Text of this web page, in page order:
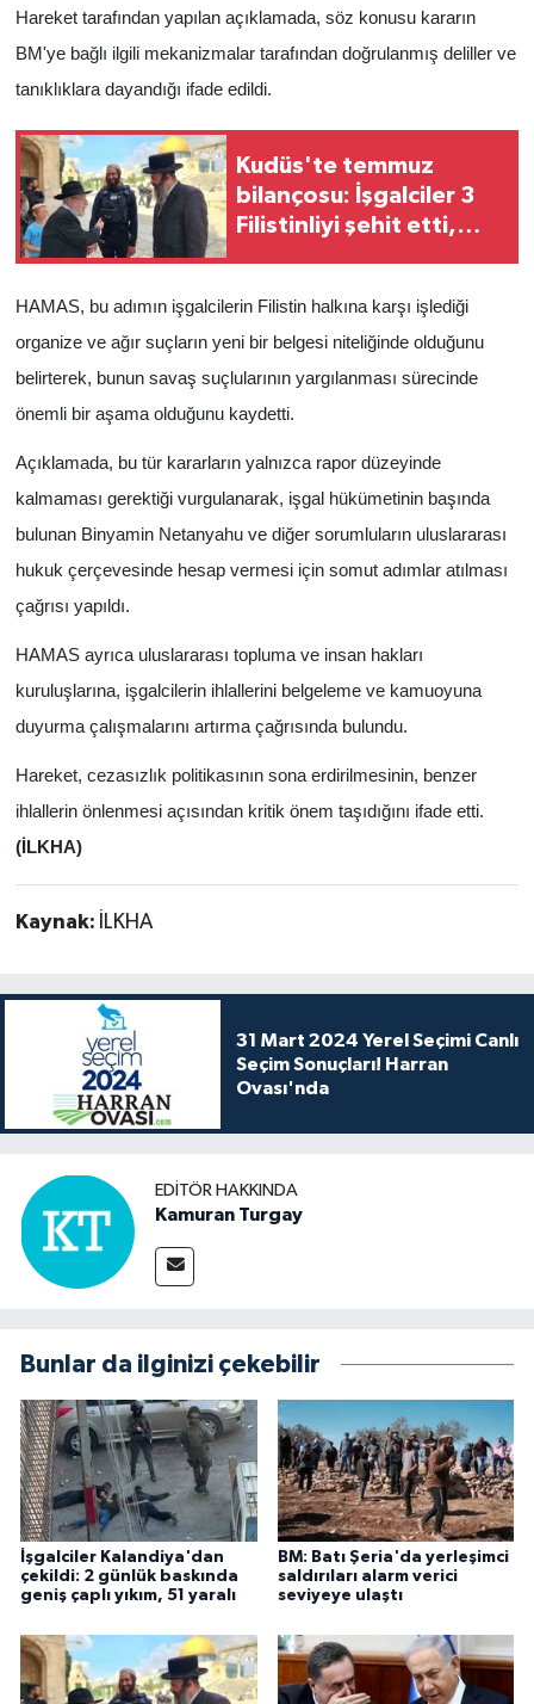
Hareket tarafından yapılan açıklamada, söz konusu kararın
BM'ye bağlı ilgili mekanizmalar tarafından doğrulanmış deliller ve
tanıklıklara dayandığı ifade edildi.
Kudüs'te temmuz
bilançosu: İşgalciler 3
Filistinliyi şehit etti,
HAMAS, bu adımın işgalcilerin Filistin halkına karşı işlediği
organize ve ağır suçların yeni bir belgesi niteliğinde olduğunu
belirterek, bunun savaş suçlularının yargılanması sürecinde
önemli bir aşama olduğunu kaydetti.
Açıklamada, bu tür kararların yalnızca rapor düzeyinde
kalmaması gerektiği vurgulanarak, işgal hükümetinin başında
bulunan Binyamin Netanyahu ve diğer sorumluların uluslararası
hukuk çerçevesinde hesap vermesi için somut adımlar atılması
çağrısı yapıldı.
HAMAS ayrıca uluslararası topluma ve insan hakları
kuruluşlarına, işgalcilerin ihlallerini belgeleme ve kamuoyuna
duyurma çalışmalarını artırma çağrısında bulundu.
Hareket, cezasızlık politikasının sona erdirilmesinin, benzer
ihlallerin önlenmesi açısından kritik önem taşıdığını ifade etti.
(İLKHA)
Kaynak: İLKHA
31 Mart 2024 Yerel Seçimi Canlı
Seçim Sonuçları! Harran
Ovası'nda
EDITÖR HAKKINDA
Kamuran Turgay
Bunlar da ilginizi çekebilir
İşgalciler Kalandiya'dan
çekildi: 2 günlük baskında
geniş çaplı yıkım, 51 yaralı
BM: Batı Şeria'da yerleşimci
saldırıları alarm verici
seviyeye ulaştı